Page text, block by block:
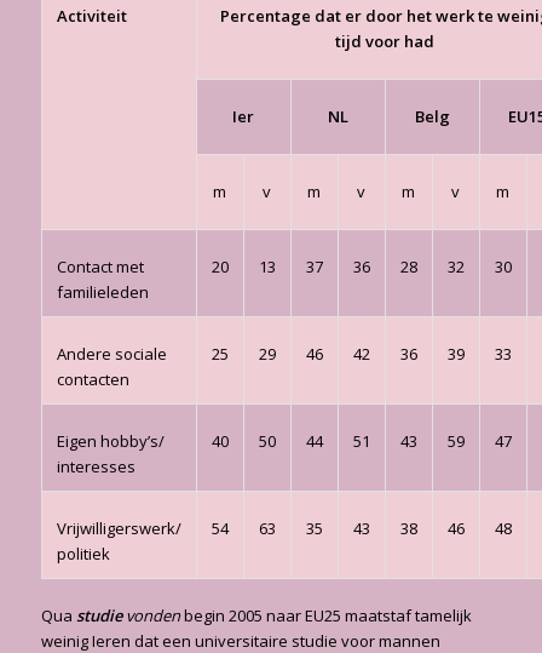
Activiteit
Percentage dat er door het werk te
tijd voor had
Ier NL Belg
m v m v m v m
Contact met
familieleden
20 13 37 36 28 32 30
Andere sociale
contacten
25 29 46 42 36 39 33
Eigen hobby’s/
interesses
40 50 44 51 43 59 47
Vrijwilligerswerk/
politiek
54 63 35 43 38 46 48
Qua studievondenbegin 2005 naar EU25 maatstaf tamelijk
weinig Ieren dat een universitaire studie voor mannen